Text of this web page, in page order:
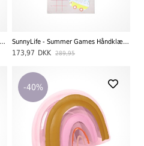
SunnyLife - Luftmadras Til Pool, Lie On The Rainbow, Peachy Pink SunnyLife - Summer Games Håndklæde, Surfing Dino
173,97 DKK 289,95
-40%